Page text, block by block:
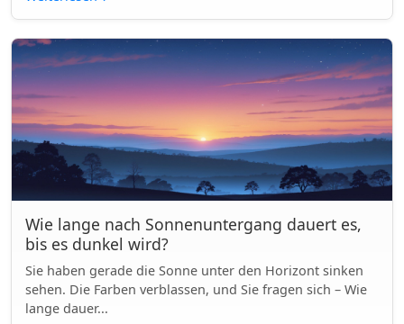
Wie lange nach Sonnenuntergang dauert es,
bis es dunkel wird?
Sie haben gerade die Sonne unter den Horizont sinken
sehen. Die Farben verblassen, und Sie fragen sich – Wie
lange dauer...